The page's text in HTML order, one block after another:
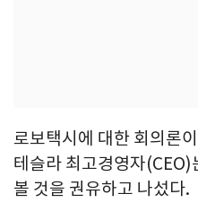
로보택시에 대한 회의론
테슬라 최고경영자(CEO)
볼 것을 권유하고 나섰다.